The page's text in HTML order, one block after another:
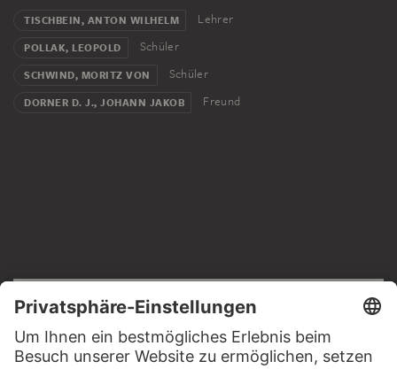
TISCHBEIN, ANTON WILHELM Lehrer
POLLAK, LEOPOLD Schüler
SCHWIND, MORITZ VON Schüler
DORNER D. J., JOHANN JAKOB Freund
Impressum
Datenschutz
Copyright © 2026 Städel Museum